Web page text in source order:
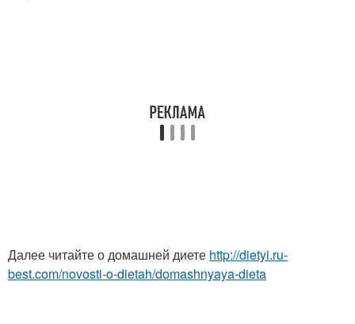
Далее читайте о домашней диете http://dietyi.ru-
best.com/novosti-o-dietah/domashnyaya-dieta